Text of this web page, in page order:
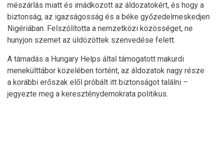
mészárlás miatt és imádkozott az áldozatokért, és hogy a
biztonság, az igazságosság és a béke győzedelmeskedjen
Nigériában. Felszólította a nemzetközi közösséget, ne
hunyjon szemet az üldözöttek szenvedése felett.
A támadás a Hungary Helps által támogatott makurdi
menekülttábor közelében történt, az áldozatok nagy része
a korábbi erőszak elől próbált itt biztonságot találni –
jegyezte meg a kereszténydemokrata politikus.